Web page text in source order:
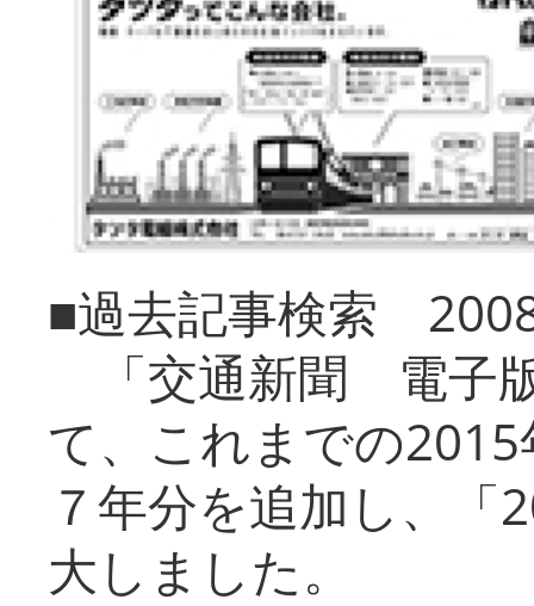
■過去記事検索
「交通新聞 電子
て、これまでの
７年分を追加し、「
大しまし